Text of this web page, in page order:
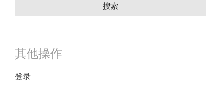
其他操作
登录